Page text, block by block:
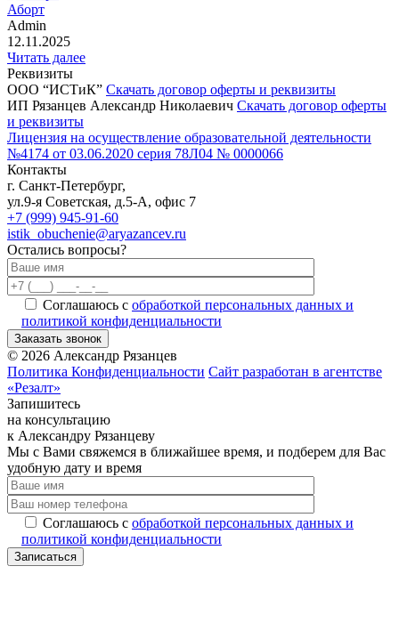
Аборт
Admin
12.11.2025
Читать далее
Реквизиты
ООО “ИСТиК” Скачать договор оферты и реквизиты
ИП Рязанцев Александр Николаевич Скачать договор оферты
и реквизиты
Лицензия на осуществление образовательной деятельности
№4174 от 03.06.2020 серия 78Л04 № 0000066
Контакты
г. Санкт-Петербург,
ул.9-я Советская, д.5-А, офис 7
+7 (999) 945-91-60
istik_obuchenie@aryazancev.ru
Остались вопросы?
Соглашаюсь с обработкой персональных данных и
политикой конфиденциальности
Заказать звонок
© 2026 Александр Рязанцев
Политика Конфиденциальности Сайт разработан в агентстве
«Резалт»
Запишитесь
на консультацию
к Александру Рязанцеву
Мы с Вами свяжемся в ближайшее время, и подберем для Вас
удобную дату и время
Соглашаюсь с обработкой персональных данных и
политикой конфиденциальности
Записаться